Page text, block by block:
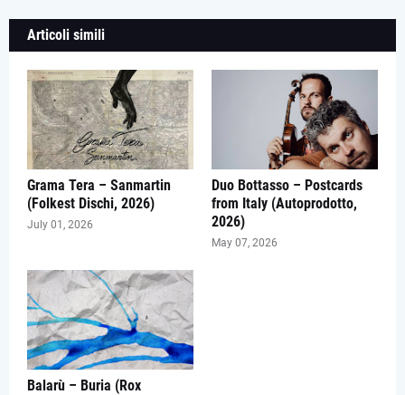
Articoli simili
Grama Tera – Sanmartin
(Folkest Dischi, 2026)
July 01, 2026
Duo Bottasso – Postcards
from Italy (Autoprodotto,
2026)
May 07, 2026
Balarù – Buria (Rox